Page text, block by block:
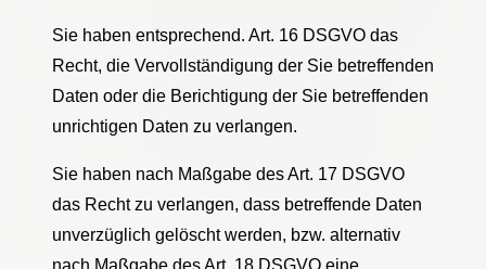
Sie haben entsprechend. Art. 16 DSGVO das
Recht, die Vervollständigung der Sie betreffenden
Daten oder die Berichtigung der Sie betreffenden
unrichtigen Daten zu verlangen.
Sie haben nach Maßgabe des Art. 17 DSGVO
das Recht zu verlangen, dass betreffende Daten
unverzüglich gelöscht werden, bzw. alternativ
nach Maßgabe des Art. 18 DSGVO eine